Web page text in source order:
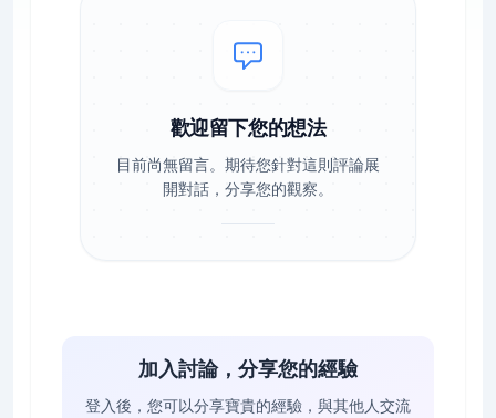
歡迎留下您的想法
目前尚無留言。期待您針對這則評論展
開對話，分享您的觀察。
加入討論，分享您的經驗
登入後，您可以分享寶貴的經驗，與其他人交流